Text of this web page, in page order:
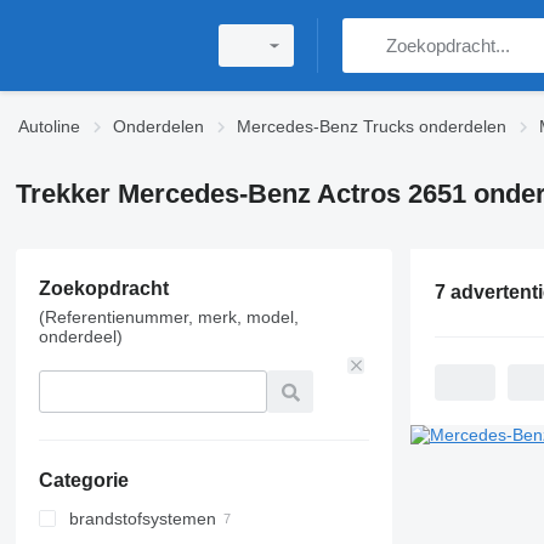
Autoline Onderdelen Mercedes-Benz Trucks onderdelen
Trekker Mercedes-Benz Actros 2651
Zoekopdracht
(Referentienummer, merk, model,
onderdeel)
Categorie
brandstofsystemen
7